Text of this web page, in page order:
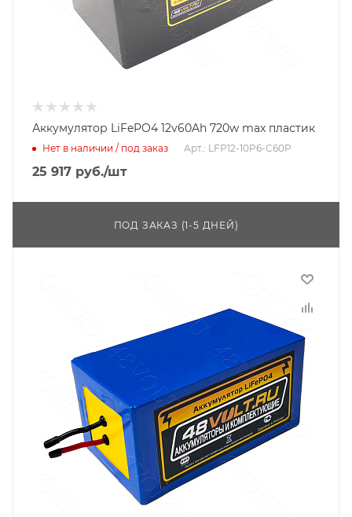
Аккумулятор LiFePO4 12v60Ah 720w max пластик
Нет в наличии / под заказ Арт.: LFP12-10P6-C60P
25 917 руб./шт
ПОД ЗАКАЗ (1-5 ДНЕЙ)